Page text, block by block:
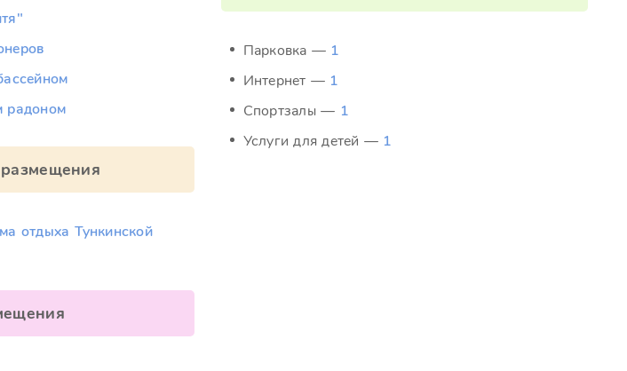
радоном
отдыха Тункинской
Парковка — 1
Интернет — 1
Спортзалы — 1
Услуги для детей — 1